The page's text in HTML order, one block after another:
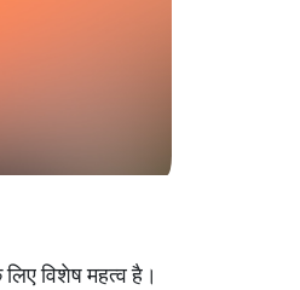
विशेष महत्व है।